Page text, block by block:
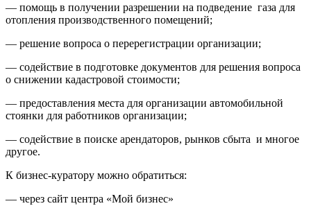
— помощь в получении разрешении на подведение газа для
отопления производственного помещений;
— решение вопроса о перерегистрации организации;
— содействие в подготовке документов для решения вопроса
о снижении кадастровой стоимости;
— предоставления места для организации автомобильной
стоянки для работников организации;
— содействие в поиске арендаторов, рынков сбыта и многое
другое.
К бизнес-куратору можно обратиться:
— через сайт центра «Мой бизнес»